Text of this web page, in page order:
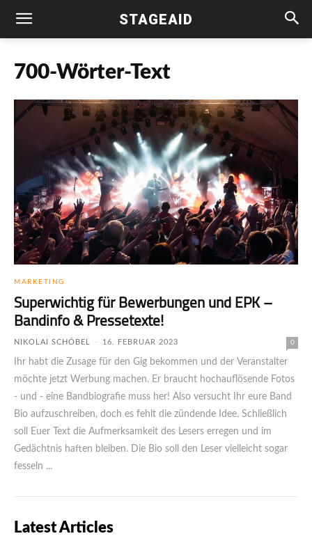
STAGEAID
700-Wörter-Text
MARKETING
Superwichtig für Bewerbungen und EPK –
Bandinfo & Pressetexte!
NIKOLAI SCHÖBEL - 16. FEBRUAR 2023 0
Ihr habt die Zusage für den Gig bekommen und der Veranstalter
möchte jetzt Werbung machen. Er braucht hochauflösende Fotos
- und - eine Bandbiografie muss her! Also versucht Ihr eure Band
Bio aufzuschreiben, doch es fehlt die zündende Idee. Schließlich
soll Euer Text die Aufmerksamkeit des Lesers erregen und im
Gedächtnis haften bleiben. Die Bio soll den Leser vielleicht sogar
fesseln ...
Latest Articles